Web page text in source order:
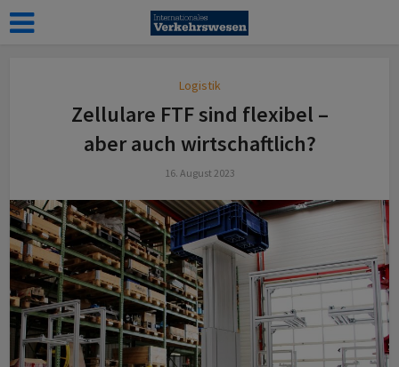
Logistik
Zellulare FTF sind flexibel –
aber auch wirt­schaftlich?
16. August 2023